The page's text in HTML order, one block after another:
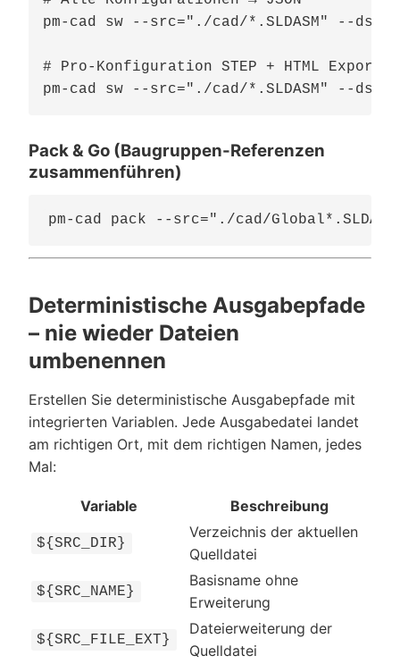
pm-cad sw --src="./cad/*.SLDASM" --
# Pro-Konfiguration STEP + HTML Export
Pack & Go (Baugruppen-Referenzen
zusammenführen)
Deterministische Ausgabepfade
– nie wieder Dateien
umbenennen
Erstellen Sie deterministische Ausgabepfade mit
integrierten Variablen. Jede Ausgabedatei landet
am richtigen Ort, mit dem richtigen Namen, jedes
Mal:
Variable Beschreibung
${SRC_DIR}
Verzeichnis der aktuellen
Quelldatei
${SRC_NAME}
Basisname ohne
Erweiterung
${SRC_FILE_EXT}
Dateierweiterung der
Quelldatei